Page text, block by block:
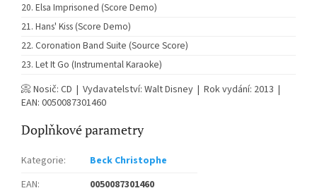
Elsa Imprisoned (Score Demo)
Hans' Kiss (Score Demo)
Coronation Band Suite (Source Score)
Let It Go (Instrumental Karaoke)
📀 Nosič: CD | Vydavatelství: Walt Disney | Rok vydání: 2013 |
EAN: 0050087301460
Doplňkové parametry
Kategorie:
Beck Christophe
EAN:
0050087301460